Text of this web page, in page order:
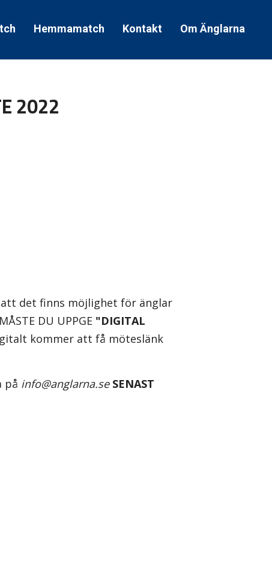
Hemmamatch Kontakt Om Änglarna
2022
det finns möjlighet för änglar
DU UPPGE "DIGITAL
kommer att få möteslänk
på info@anglarna.se SENAST